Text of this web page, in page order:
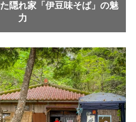
隠れ家「伊豆味そば」の魅
力